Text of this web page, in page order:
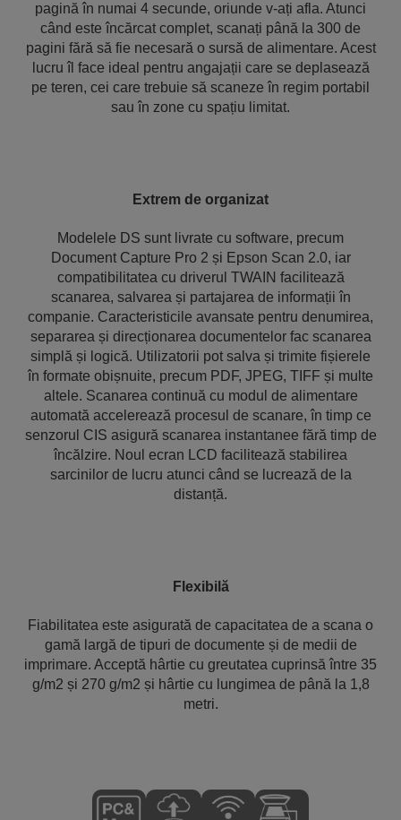
pagină în numai 4 secunde, oriunde v-ați afla. Atunci
când este încărcat complet, scanați până la 300 de
pagini fără să fie necesară o sursă de alimentare. Acest
lucru îl face ideal pentru angajații care se deplasează
pe teren, cei care trebuie să scaneze în regim portabil
sau în zone cu spațiu limitat.
Extrem de organizat
Modelele DS sunt livrate cu software, precum
Document Capture Pro 2 și Epson Scan 2.0, iar
compatibilitatea cu driverul TWAIN facilitează
scanarea, salvarea și partajarea de informații în
companie. Caracteristicile avansate pentru denumirea,
separarea și direcționarea documentelor fac scanarea
simplă și logică. Utilizatorii pot salva și trimite fișierele
în formate obișnuite, precum PDF, JPEG, TIFF și multe
altele. Scanarea continuă cu modul de alimentare
automată accelerează procesul de scanare, în timp ce
senzorul CIS asigură scanarea instantanee fără timp de
încălzire. Noul ecran LCD facilitează stabilirea
sarcinilor de lucru atunci când se lucrează de la
distanță.
Flexibilă
Fiabilitatea este asigurată de capacitatea de a scana o
gamă largă de tipuri de documente și de medii de
imprimare. Acceptă hârtie cu greutatea cuprinsă între 35
g/m2 și 270 g/m2 și hârtie cu lungimea de până la 1,8
metri.